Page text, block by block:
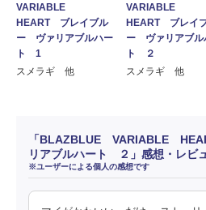
VARIABLE
HEART ブレイブル
ー ヴァリアブルハー
ト 1
スメラギ 他
VARIABLE
HEART ブレイ
ー ヴァリアブル
ト ２
スメラギ 他
「BLAZBLUE VARIABLE
リアブルハート ２」感想・レビ
※ユーザーによる個人の感想です